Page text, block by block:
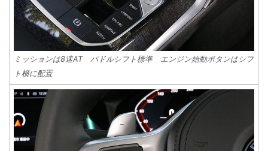
ミッションは8速AT パドルシフト標準 エンジン始動ボタンはシフ
ト横に配置